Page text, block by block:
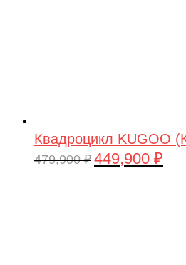
Квадроцикл KUGOO
479,900₽ Первоначальная
449,900 ₽